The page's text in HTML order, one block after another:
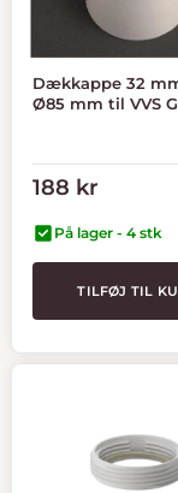
Dækkappe 32
Ø85 mm til VVS
Tilbudspris
188 kr
På lager - 4 stk
TILFØJ TIL